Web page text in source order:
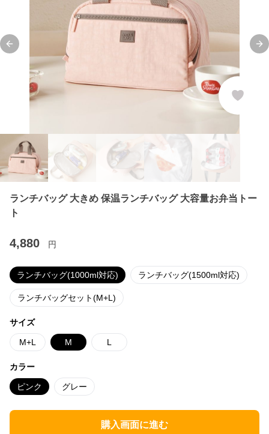
Previous slide
ランチバッグ 大きめ 保温ランチバッグ 大容量お弁当トー
ト
4,880 円
ランチバッグ(1000ml対応) ランチバッグ(1500ml対応)
ランチバッグセット(M+L)
サイズ
M+L M L
カラー
ピンク グレー
購入画面に進む